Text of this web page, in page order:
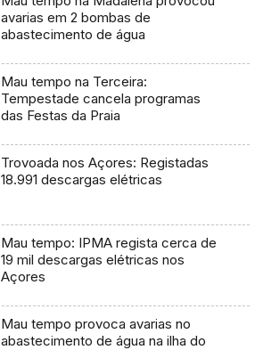
avarias em 2 bombas de
abastecimento de água
Mau tempo na Terceira:
Tempestade cancela programas
das Festas da Praia
Trovoada nos Açores: Registadas
18.991 descargas elétricas
Mau tempo: IPMA regista cerca de
19 mil descargas elétricas nos
Açores
Mau tempo provoca avarias no
abastecimento de água na ilha do